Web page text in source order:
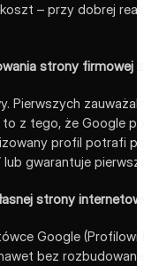
– przy dobrej
strony firmowej
Pierwszych
z tego, że Google
profil potrafi
lub gwarantuje
strony
Google
bez